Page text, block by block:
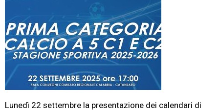
Lunedì 22 settembre la presentazione dei calendari di